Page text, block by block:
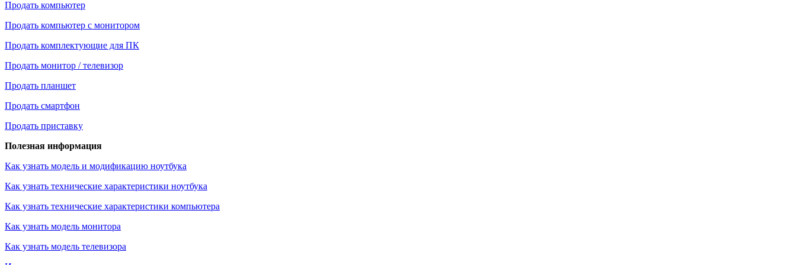
Продать компьютер
Продать компьютер с монитором
Продать комплектующие для ПК
Продать монитор / телевизор
Продать планшет
Продать смартфон
Продать приставку
Полезная информация
Как узнать модель и модификацию ноутбука
Как узнать технические характеристики ноутбука
Как узнать технические характеристики компьютера
Как узнать модель монитора
Как узнать модель телевизора